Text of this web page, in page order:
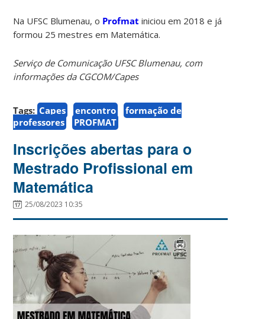
Na UFSC Blumenau, o Profmat iniciou em 2018 e já
formou 25 mestres em Matemática.
Serviço de Comunicação UFSC Blumenau, com
informações da CGCOM/Capes
Tags: Capes encontro
formação de
professores
PROFMAT
Inscrições abertas para o
Mestrado Profissional em
Matemática
25/08/2023 10:35